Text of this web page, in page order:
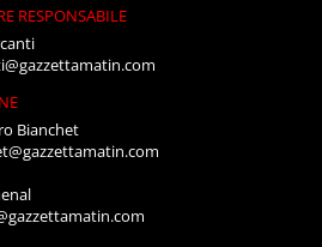
RESPONSABILE
Bianchet